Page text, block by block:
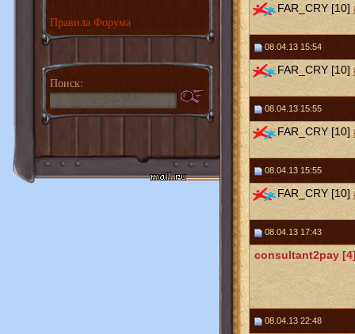
Правила Форума
Поиск:
FAR_CRY [10]
08.04.13 15:54
FAR_CRY [10]
08.04.13 15:55
FAR_CRY [10]
08.04.13 15:55
FAR_CRY [10]
08.04.13 17:43
consultant2pay
08.04.13 22:48